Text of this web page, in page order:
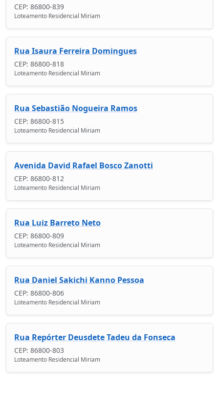
CEP: 86800-839
Loteamento Residencial Miriam
Rua Isaura Ferreira Domingues
CEP: 86800-818
Loteamento Residencial Miriam
Rua Sebastião Nogueira Ramos
CEP: 86800-815
Loteamento Residencial Miriam
Avenida David Rafael Bosco Zanotti
CEP: 86800-812
Loteamento Residencial Miriam
Rua Luiz Barreto Neto
CEP: 86800-809
Loteamento Residencial Miriam
Rua Daniel Sakichi Kanno Pessoa
CEP: 86800-806
Loteamento Residencial Miriam
Rua Repórter Deusdete Tadeu da Fonseca
CEP: 86800-803
Loteamento Residencial Miriam